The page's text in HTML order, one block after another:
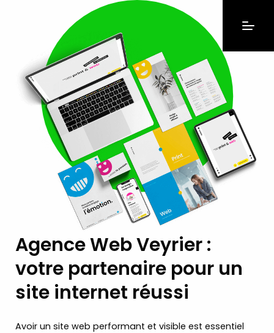
Agence Web Veyrier :
votre partenaire pour un
site internet réussi
Avoir un site web performant et visible est essentiel